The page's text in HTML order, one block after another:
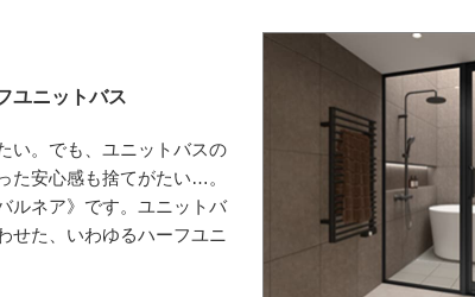
ユニットバス
い。でも、ユニットバスの
た安心感も捨てがたい…。
ルネア》です。ユニットバ
せた、いわゆるハーフユニ